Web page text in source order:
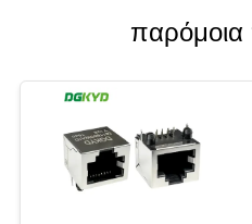
SITEMAP
ΠΟΛΙΤΙΚΉ
ΜΥΣΤΙΚΌΤΗΤΑΣ
παρόμοια